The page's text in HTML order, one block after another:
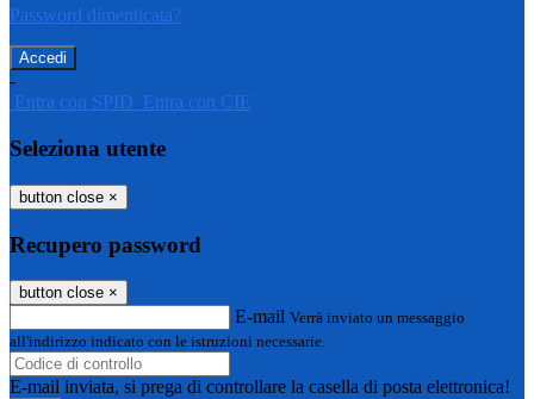
Password dimenticata?
-
Entra con SPID Entra con CIE
Seleziona utente
button close ×
Recupero password
button close ×
E-mail Verrà inviato un messaggio
all'indirizzo indicato con le istruzioni necessarie.
E-mail inviata, si prega di controllare la casella di posta elettronica!